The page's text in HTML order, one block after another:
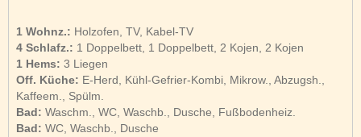
1 Wohnz.: Holzofen, TV, Kabel-TV
4 Schlafz.: 1 Doppelbett, 1 Doppelbett, 2 Kojen, 2 Kojen
1 Hems: 3 Liegen
Off. Küche: E-Herd, Kühl-Gefrier-Kombi, Mikrow., Abzugsh.,
Kaffeem., Spülm.
Bad: Waschm., WC, Waschb., Dusche, Fußbodenheiz.
Bad: WC, Waschb., Dusche